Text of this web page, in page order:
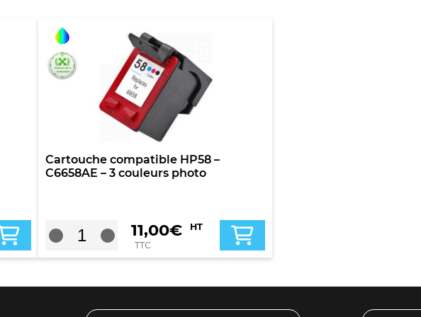
Cartouche compatible HP58 –
C6658AE – 3 couleurs photo
11,00€
HT
TTC